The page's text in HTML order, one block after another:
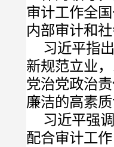
审计工作全
内部审计和
习近平指
新规范立业
党治党政治
廉洁的高素
习近平强
配合审计工